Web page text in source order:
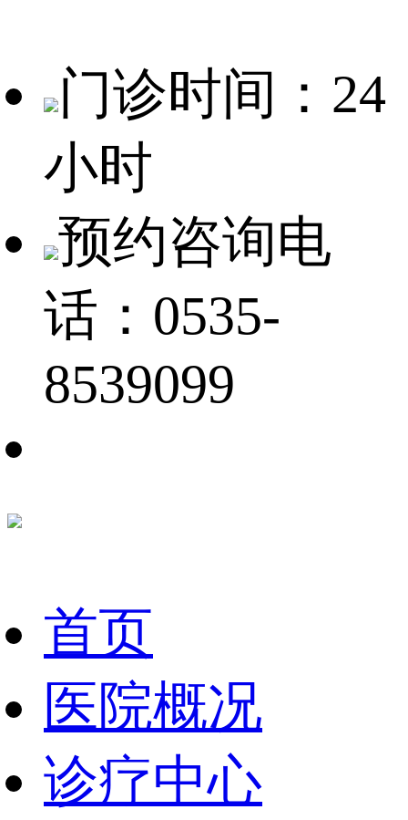
门诊时间：24
小时
预约咨询电
话：0535-
8539099
首页
医院概况
诊疗中心